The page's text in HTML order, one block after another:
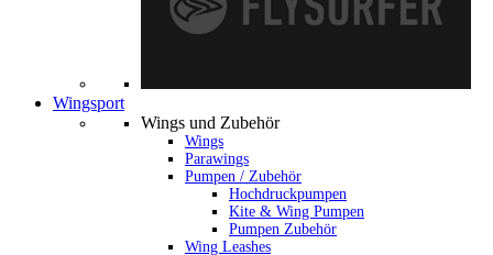
Wingsport
Wings und Zubehör
Wings
Parawings
Pumpen / Zubehör
Hochdruckpumpen
Kite & Wing Pumpen
Pumpen Zubehör
Wing Leashes